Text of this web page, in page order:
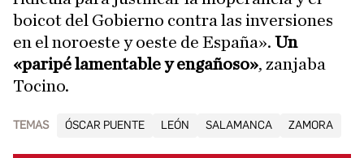
boicot del Gobierno contra las inversiones
en el noroeste y oeste de España». Un
«paripé lamentable y engañoso», zanjaba
Tocino.
TEMAS ÓSCAR PUENTE LEÓN SALAMANCA ZAMORA